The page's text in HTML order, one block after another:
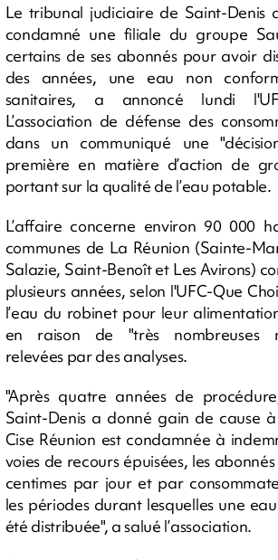
Le tribunal judiciaire de Saint-Denis
condamné une filiale du groupe
certains de ses abonnés pour avoir
des années, une eau non
sanitaires, a annoncé lundi
L’association de défense des
dans un communiqué une
première en matière d’action de
portant sur la qualité de l’eau potable.
L’affaire concerne environ 90 000
communes de La Réunion (Sainte-
Salazie, Saint-Benoît et Les Avirons)
plusieurs années, selon l'UFC-Que
l’eau du robinet pour leur
en raison de "très nombreuses
relevées par des analyses.
"Après quatre années de
Saint-Denis a donné gain de cause à
Cise Réunion est condamnée à
voies de recours épuisées, les
centimes par jour et par
les périodes durant lesquelles une
été distribuée", a salué l’association.